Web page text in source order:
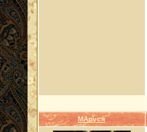
MAруся